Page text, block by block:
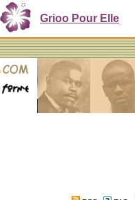
Grioo Pour Elle